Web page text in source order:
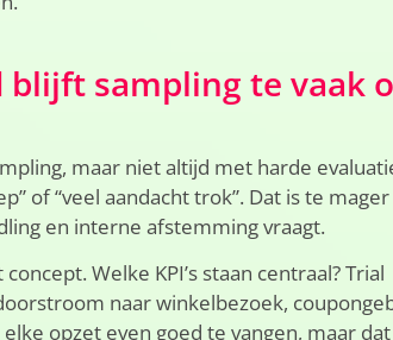
sampling te vaak
maar niet altijd met harde
of “veel aandacht trok”. Dat is te
en interne afstemming vraagt.
Welke KPI’s staan centraal? Trial
naar winkelbezoek,
opzet even goed te vangen, maar dat